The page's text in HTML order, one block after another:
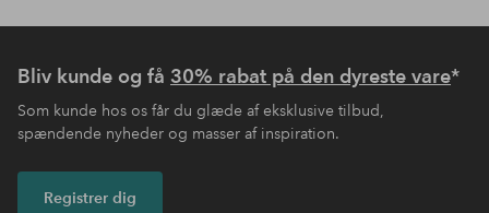
Bliv kunde og få 30% rabat på den dyreste vare*
Som kunde hos os får du glæde af eksklusive tilbud,
spændende nyheder og masser af inspiration.
Registrer dig